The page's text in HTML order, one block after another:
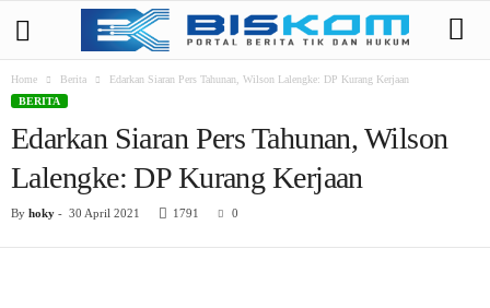
Home Berita
Edarkan Siaran Pers Tahunan, Wilson Lalengke: DP Kurang Kerjaan
BERITA
Edarkan Siaran Pers Tahunan, Wilson
Lalengke: DP Kurang Kerjaan
By hoky - 30 April 2021 1791 0